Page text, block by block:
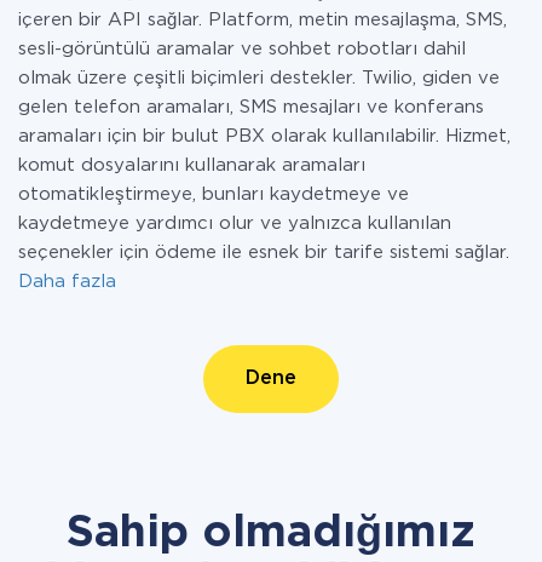
içeren bir API sağlar. Platform, metin mesajlaşma, SMS,
sesli-görüntülü aramalar ve sohbet robotları dahil
olmak üzere çeşitli biçimleri destekler. Twilio, giden ve
gelen telefon aramaları, SMS mesajları ve konferans
aramaları için bir bulut PBX olarak kullanılabilir. Hizmet,
komut dosyalarını kullanarak aramaları
otomatikleştirmeye, bunları kaydetmeye ve
kaydetmeye yardımcı olur ve yalnızca kullanılan
seçenekler için ödeme ile esnek bir tarife sistemi sağlar.
Daha fazla
Dene
Sahip olmadığımız